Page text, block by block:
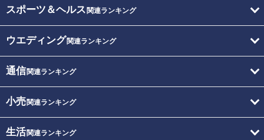
スポーツ＆ヘルス 関連ランキング
ウエディング関連ランキング
通信関連ランキング
小売関連ランキング
生活関連ランキング